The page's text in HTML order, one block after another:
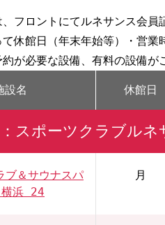
、フロントにてルネサンス会員
て休館日（年末年始等）・営
約が必要な設備、有料の設備が
設名 休館日
スポーツクラブルネ
ブ＆サウナスパ
横浜 24
月